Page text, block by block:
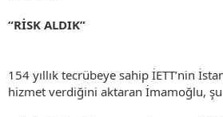
“RİSK ALDIK”
154 yıllık tecrübeye sahip İETT’nin
hizmet verdiğini aktaran İmamoğlu,